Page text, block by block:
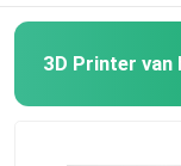
Laser
3D Printer van